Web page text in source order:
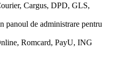
Cargus, DPD, GLS,
panoul de administrare pentru
Romcard, PayU, ING